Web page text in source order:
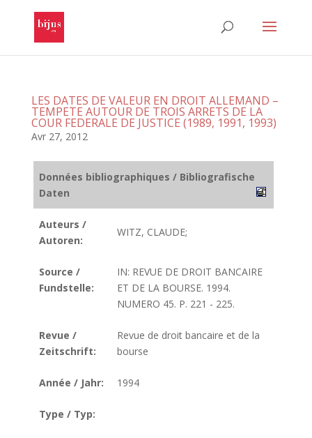
LES DATES DE VALEUR EN DROIT ALLEMAND –
TEMPETE AUTOUR DE TROIS ARRETS DE LA
COUR FEDERALE DE JUSTICE (1989, 1991, 1993)
Avr 27, 2012
Données bibliographiques / Bibliografische
Daten
Auteurs /
Autoren:
WITZ, CLAUDE;
Source /
Fundstelle:
IN: REVUE DE DROIT BANCAIRE
ET DE LA BOURSE. 1994.
NUMERO 45. P. 221 - 225.
Revue /
Zeitschrift:
Revue de droit bancaire et de la
bourse
Année / Jahr: 1994
Type / Typ: